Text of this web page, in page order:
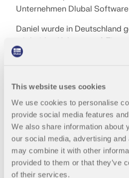
This website uses cookies
We use cookies to personalise
provide social media features
We also share information about
our social media, advertising
may combine it with other
provided to them or that they’ve
of their services.
Überholte Produkte
Unternehmen Dlubal
Daniel wurde in Deutschland
mit beiden Kulturen auf. Eine
die
Am17. Juniwar es dann
Drachenbootrennen statt –
deutschen Gewässern.
sich ein, um dem Spektakel
Es tratenzwölf Mannschaften
Tschechien gegeneinander